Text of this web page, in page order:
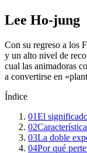
Lee Ho-jung
Con su regreso a los
y un alto nivel de
cual las animadoras
a convertirse en
Índice
01El
02
03La doble
04Por qué